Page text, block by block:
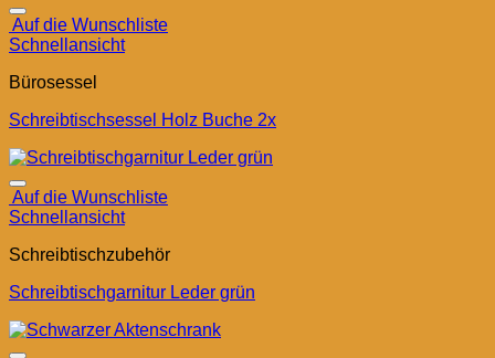
Auf die Wunschliste
Schnellansicht
Bürosessel
Schreibtischsessel Holz Buche 2x
Auf die Wunschliste
Schnellansicht
Schreibtischzubehör
Schreibtischgarnitur Leder grün